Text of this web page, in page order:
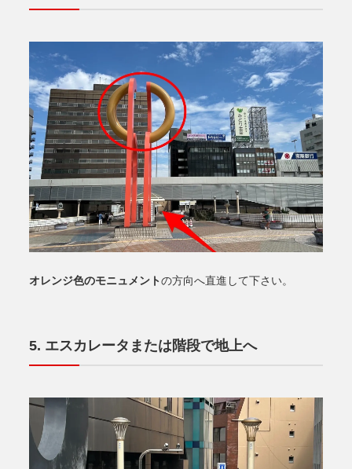
オレンジ色のモニュメントの方向へ直進して下さい。
エスカレータまたは階段で地上へ